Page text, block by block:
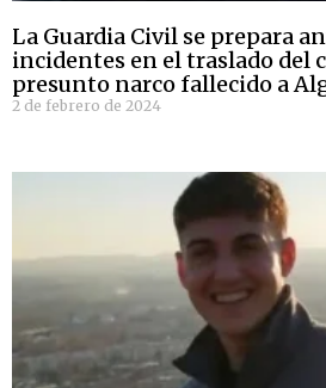
La Guardia Civil se prepara
incidentes en el traslado del
presunto narco fallecido a
2 de febrero de 2024